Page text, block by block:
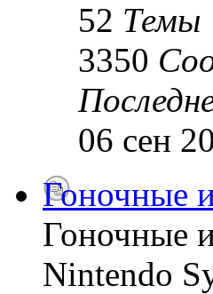
52 Темы
3350
06 сен
Гоночные
Гоночные
Nintendo